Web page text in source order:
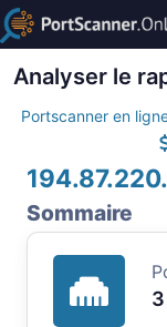
Analyser le
Portscanner en
Sommaire
3